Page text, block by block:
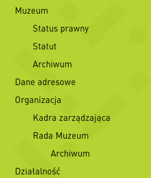
Muzeum
Status prawny
Statut
Archiwum
Dane adresowe
Organizacja
Kadra zarządzająca
Rada Muzeum
Archiwum
Działalność